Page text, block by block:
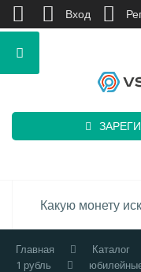
Главная Каталог
1 рубль
Вход